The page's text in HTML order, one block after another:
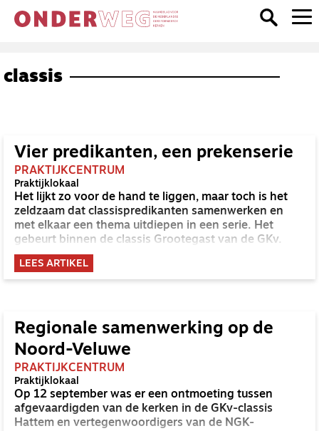
classis
Vier predikanten, een prekenserie
PRAKTIJKCENTRUM
Praktijklokaal
Het lijkt zo voor de hand te liggen, maar toch is het
zeldzaam dat classispredikanten samenwerken en
met elkaar een thema uitdiepen in een serie. Het
gebeurt binnen de classis Grootegast van de GKv.
LEES ARTIKEL
Regionale samenwerking op de
Noord-Veluwe
PRAKTIJKCENTRUM
Praktijklokaal
Op 12 september was er een ontmoeting tussen
afgevaardigden van de kerken in de GKv-classis
Hattem en vertegenwoordigers van de NGK-